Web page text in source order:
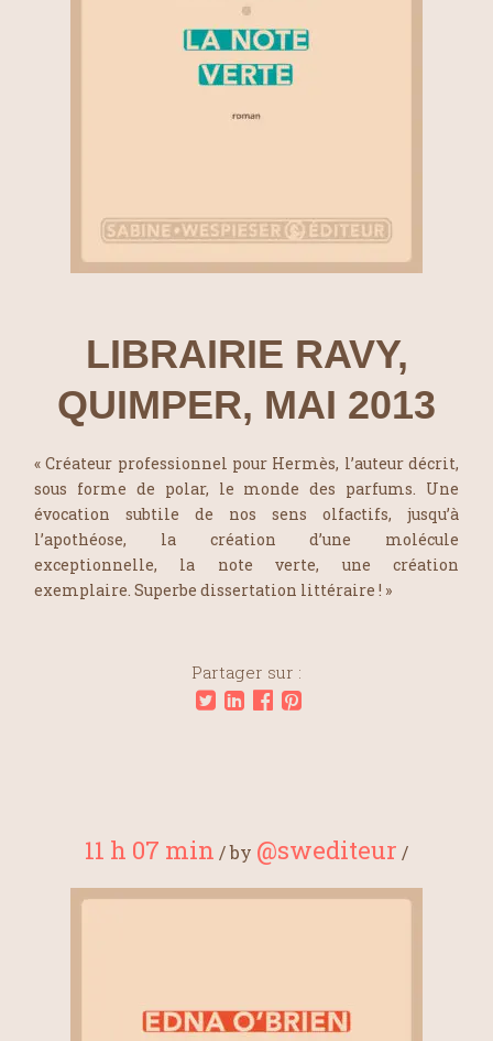
LIBRAIRIE RAVY,
QUIMPER, MAI 2013
« Créateur professionnel pour Hermès, l’auteur décrit,
sous forme de polar, le monde des parfums. Une
évocation subtile de nos sens olfactifs, jusqu’à
l’apothéose, la création d’une molécule
exceptionnelle, la note verte, une création
exemplaire. Superbe dissertation littéraire ! »
Partager sur :
11 h 07 min /by @swediteur /